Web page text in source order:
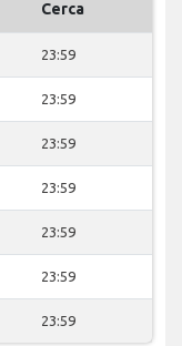
Cerca
23:59
23:59
23:59
23:59
23:59
23:59
23:59